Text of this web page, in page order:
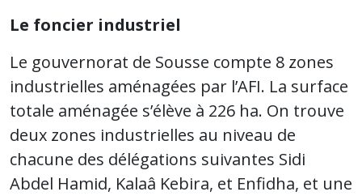
Le foncier industriel
Le gouvernorat de Sousse compte 8 zones
industrielles aménagées par l’AFI. La surface
totale aménagée s’élève à 226 ha. On trouve
deux zones industrielles au niveau de
chacune des délégations suivantes Sidi
Abdel Hamid, Kalaâ Kebira, et Enfidha, et une